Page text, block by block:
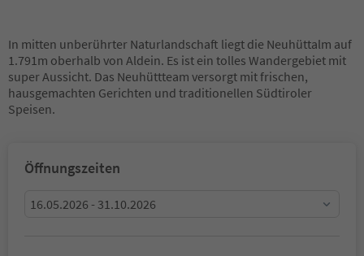
In mitten unberührter Naturlandschaft liegt die Neuhüttalm auf
1.791m oberhalb von Aldein. Es ist ein tolles Wandergebiet mit
super Aussicht. Das Neuhüttteam versorgt mit frischen,
hausgemachten Gerichten und traditionellen Südtiroler
Speisen.
Öffnungszeiten
16.05.2026 - 31.10.2026